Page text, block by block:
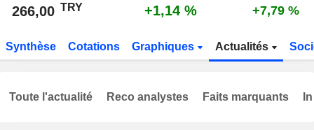
266,00 TRY +1,14 % +7,79 %
Synthèse Cotations Graphiques Actualités
Toute l'actualité Reco analystes Faits marquants